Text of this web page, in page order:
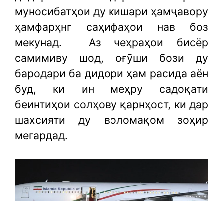
муносибатҳои ду кишари ҳамҷавору
ҳамфарҳнг саҳифаҳои нав боз
мекунад.
Аз чеҳраҳои бисёр
самимиву шод, оғӯши бози ду
бародари ба дидори ҳам расида аён
буд, ки ин меҳру садоқати
беинтиҳои солҳову қарнҳост, ки дар
шахсияти ду воломақом зоҳир
мегардад.